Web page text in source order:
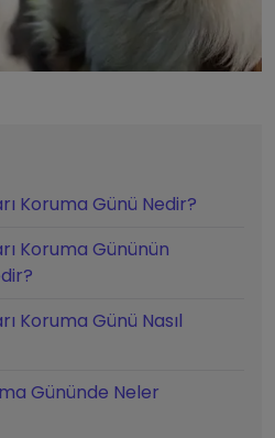
Koruma Günü Nedir?
Koruma Gününün
Koruma Günü Nasıl
Gününde Neler